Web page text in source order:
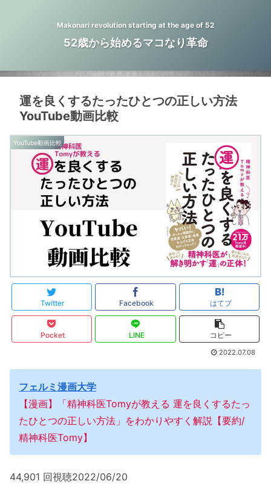
Makonari revolution starting at the age of 52
52歳から始めるマコなり革命
運を良くするたったひとつの正しい方法
YouTube動画比較
YouTube動画比較
Twitter Facebook はてブ
Pocket LINE コピー
2022.07.08
フェルミ漫画大学
【漫画】「精神科医Tomyが教える 運を良くするたっ
たひとつの正しい方法」をわかりやすく解説【要約/
精神科医Tomy】
44,901 回視聴2022/06/20